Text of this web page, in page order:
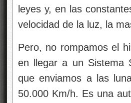
leyes y, en las
velocidad de la luz, la
Pero, no rompamos el
en llegar a un Sistema
que enviamos a las
50.000 Km/h. Es una